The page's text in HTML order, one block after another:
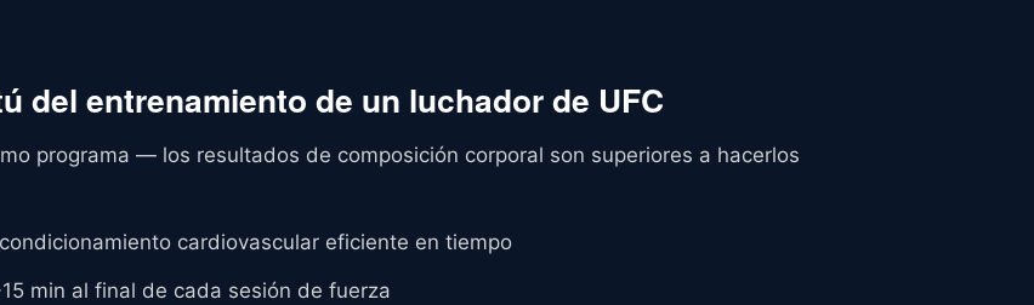
del entrenamiento de un luchador de UFC
programa — los resultados de composición corporal son superiores a hacerlos
cardiovascular eficiente en tiempo
min al final de cada sesión de fuerza